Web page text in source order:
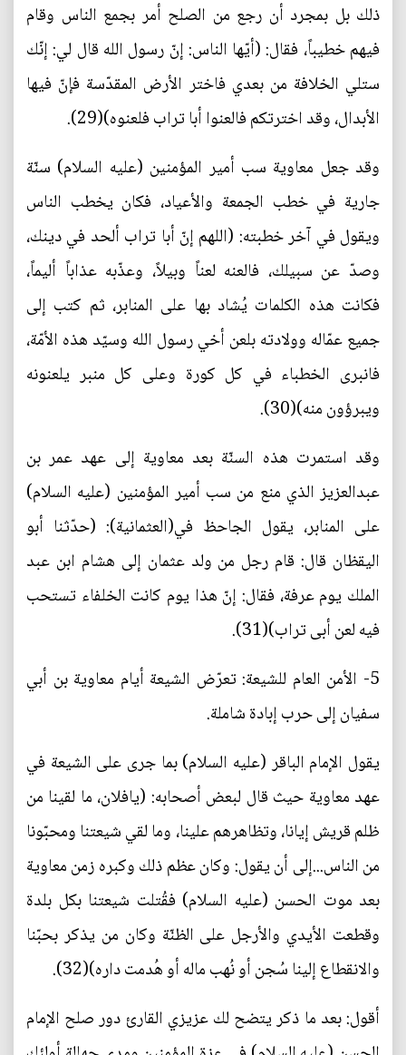
ذلك بل بمجرد أن رجع من الصلح أمر بجمع الناس وقام
فيهم خطيباً، فقال: (أيّها الناس: إنّ رسول الله قال لي: إنّك
ستلي الخلافة من بعدي فاختر الأرض المقدّسة فإنّ فيها
الأبدال، وقد اخترتكم فالعنوا أبا تراب فلعنوه)(29).
وقد جعل معاوية سب أمير المؤمنين (عليه السلام) سنّة
جارية في خطب الجمعة والأعياد، فكان يخطب الناس
ويقول في آخر خطبته: (اللهم إنّ أبا تراب ألحد في دينك،
وصدّ عن سبيلك، فالعنه لعناً وبيلاً، وعذّبه عذاباً أليماً،
فكانت هذه الكلمات يُشاد بها على المنابر، ثم كتب إلى
جميع عمّاله وولادته بلعن أخي رسول الله وسيّد هذه الأمّة،
فانبرى الخطباء في كل كورة وعلى كل منبر يلعنونه
ويبرؤون منه)(30).
وقد استمرت هذه السنّة بعد معاوية إلى عهد عمر بن
عبدالعزيز الذي منع من سب أمير المؤمنين (عليه السلام)
على المنابر، يقول الجاحظ في(العثمانية): (حدّثنا أبو
اليقظان قال: قام رجل من ولد عثمان إلى هشام ابن عبد
الملك يوم عرفة، فقال: إنّ هذا يوم كانت الخلفاء تستحب
فيه لعن أبى تراب)(31).
5- الأمن العام للشيعة: تعرّض الشيعة أيام معاوية بن أبي
سفيان إلى حرب إبادة شاملة.
يقول الإمام الباقر (عليه السلام) بما جرى على الشيعة في
عهد معاوية حيث قال لبعض أصحابه: (يافلان، ما لقينا من
ظلم قريش إيانا، وتظاهرهم علينا، وما لقي شيعتنا ومحبّونا
من الناس...إلى أن يقول: وكان عظم ذلك وكبره زمن معاوية
بعد موت الحسن (عليه السلام) فقُتلت شيعتنا بكل بلدة
وقطعت الأيدي والأرجل على الظنّة وكان من يذكر بحبّنا
والانقطاع إلينا سُجن أو نُهب ماله أو هُدمت داره)(32).
أقول: بعد ما ذكر يتضح لك عزيزي القارئ دور صلح الإمام